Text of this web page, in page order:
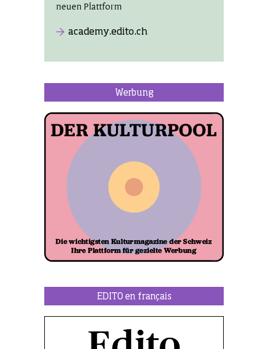
neuen Plattform
academy.edito.ch
Werbung
EDITO en français